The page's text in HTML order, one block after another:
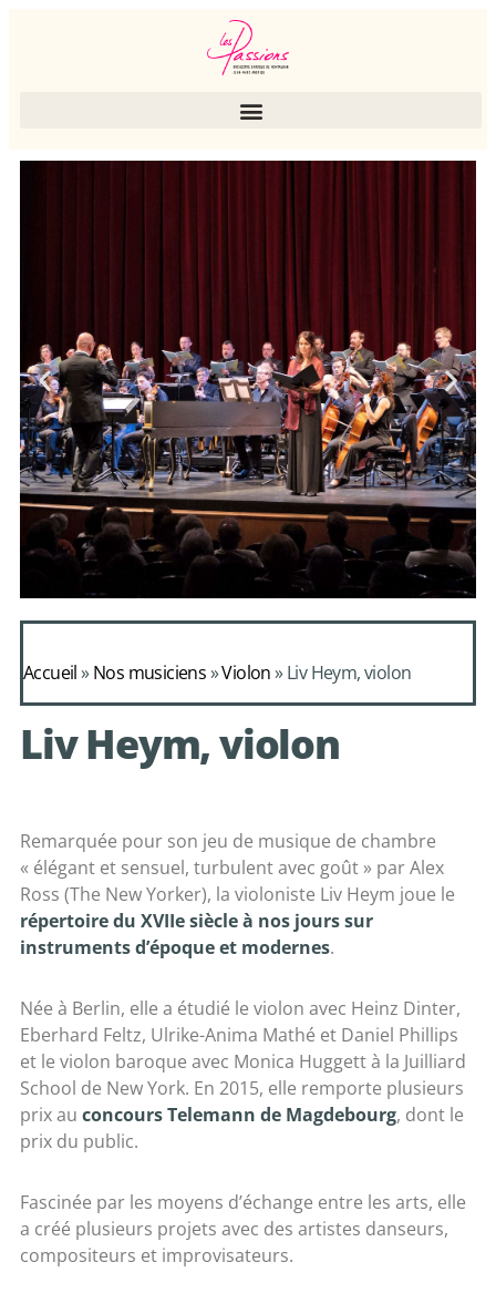
Alcimadure de
Mondonville
avec le choeur de
chambre Les Eléments
Accueil»Nos musiciens»Violon»Liv Heym, violon
Liv Heym, violon
Remarquée pour son jeu de musique de chambre
« élégant et sensuel, turbulent avec goût » par Alex
Ross (The New Yorker), la violoniste Liv Heym joue le
répertoire du XVIIe siècle à nos jours sur
instruments d’époque et modernes.
Née à Berlin, elle a étudié le violon avec Heinz Dinter,
Eberhard Feltz, Ulrike-Anima Mathé et Daniel Phillips
et le violon baroque avec Monica Huggett à la Juilliard
School de New York. En 2015, elle remporte plusieurs
prix au concours Telemann de Magdebourg, dont le
prix du public.
Fascinée par les moyens d’échange entre les arts, elle
a créé plusieurs projets avec des artistes danseurs,
compositeurs et improvisateurs.